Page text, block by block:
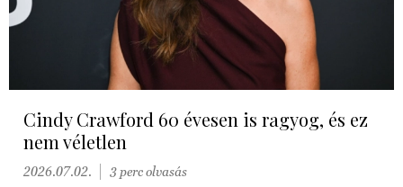
Cindy Crawford 60 évesen is ragyog, és ez
nem véletlen
2026.07.02. 3 perc olvasás